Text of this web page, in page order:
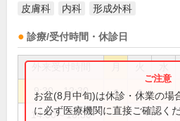
皮膚科 内科 形成外科
診療/受付時間・休診日
9:30～12:30 ● ●
14:00～16:30
お盆(8月中旬)は休診・休業の場
に必ず医療機関に直接ご確認くだ